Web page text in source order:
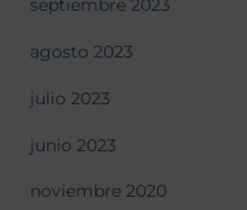
septiembre 2023
agosto 2023
julio 2023
junio 2023
noviembre 2020